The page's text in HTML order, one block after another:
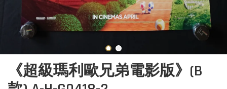
《超級瑪利歐兄弟電影版》(B